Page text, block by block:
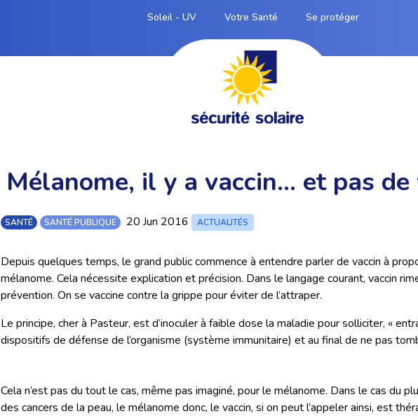
Soleil - UV Votre Santé
Se protéger
Mélanome, il y a vaccin… et pas de
SANTÉ SANTÉ PUBLIQUE 20 Jun 2016 ACTUALITÉS
Depuis quelques temps, le grand public commence à entendre parler de vaccin à
mélanome. Cela nécessite explication et précision. Dans le langage courant, vaccin
prévention. On se vaccine contre la grippe pour éviter de l’attraper.
Le principe, cher à Pasteur, est d’inoculer à faible dose la maladie pour solliciter, «
dispositifs de défense de l’organisme (système immunitaire) et au final de ne pas
Cela n’est pas du tout le cas, même pas imaginé, pour le mélanome. Dans le cas du
des cancers de la peau, le mélanome donc, le vaccin, si on peut l’appeler ainsi, est